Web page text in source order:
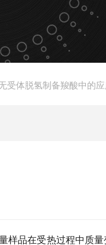
受体脱氢制备羧酸中的应
样品在受热过程中质